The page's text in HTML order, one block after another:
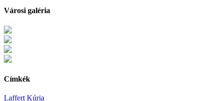
Városi galéria
Címkék
Laffert Kúria